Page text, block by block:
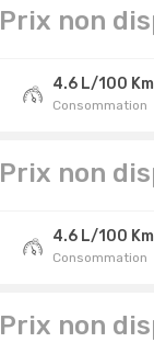
Prix non
4.6 L/100 Km
Consommation
Prix non
4.6 L/100 Km
Consommation
Prix non